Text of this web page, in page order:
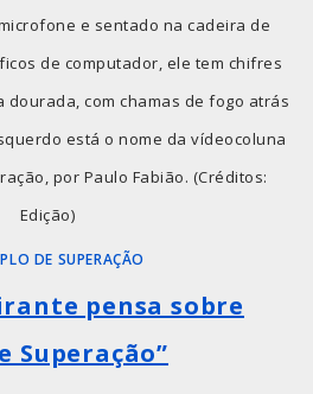
e sentado na cadeira de
de computador, ele tem chifres
com chamas de fogo atrás
está o nome da vídeocoluna
por Paulo Fabião. (Créditos:
Edição)
DE SUPERAÇÃO
pensa sobre
Superação”